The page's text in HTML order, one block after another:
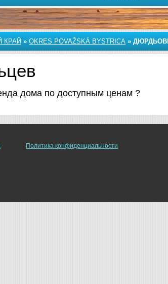
КРАЙ » OKRES POVAŽSKÁ BYSTRICA »
дома по доступным ценам ?
Политика конфиденциальности